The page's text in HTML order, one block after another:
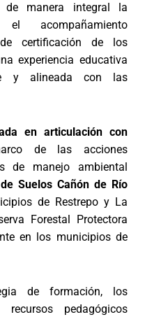
de manera integral la
el acompañamiento
certificación de los
experiencia educativa
y alineada con las
en articulación con
de las acciones
de manejo ambiental
Suelos Cañón de Río
de Restrepo y La
Forestal Protectora
en los municipios de
de formación, los
pedagógicos